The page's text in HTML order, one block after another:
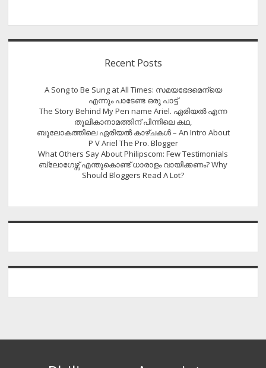
Recent Posts
A Song to Be Sung at All Times: സമയഭേദമെന്യെ
എന്നും പാടേണ്ട ഒരു പാട്ട്
The Story Behind My Pen name Ariel. ഏരിയൽ എന്ന
തൂലികാനാമത്തിന് പിന്നിലെ കഥ,
ബൂലോകത്തിലെ ഏരിയല്‍ കാഴ്ചകള്‍ – An Intro About
P V Ariel The Pro. Blogger
What Others Say About Philipscom: Few Testimonials
ബ്ലോഗേഴ്സ് എന്തുകൊണ്ട് ധാരാളം വായിക്കണം? Why
Should Bloggers Read A Lot?